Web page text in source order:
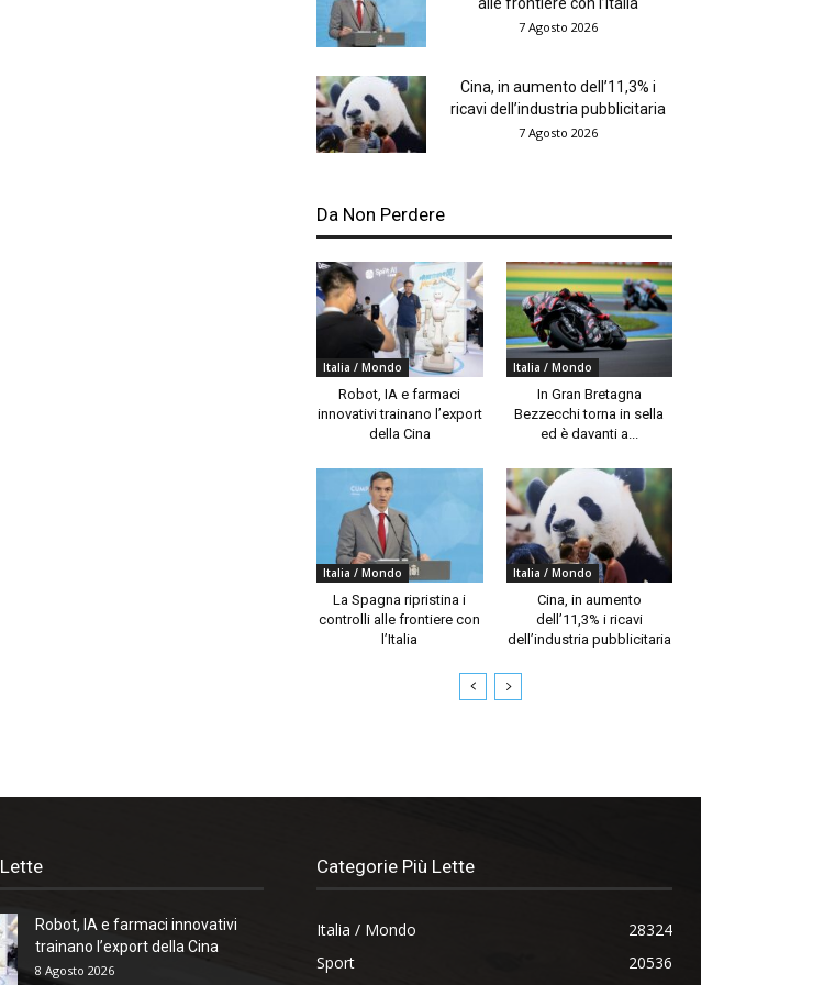
alle frontiere con l’Italia
7 Agosto 2026
Cina, in aumento dell’11,3% i
ricavi dell’industria pubblicitaria
7 Agosto 2026
Da Non Perdere
Italia / Mondo
Robot, IA e farmaci
innovativi trainano l’export
della Cina
Italia / Mondo
In Gran Bretagna
Bezzecchi torna in sella
ed è davanti a...
Italia / Mondo
La Spagna ripristina i
controlli alle frontiere con
l’Italia
Italia / Mondo
Cina, in aumento
dell’11,3% i ricavi
dell’industria pubblicitaria
Robot, IA e farmaci innovativi
trainano l’export della Cina
8 Agosto 2026
Categorie Più Lette
Italia / Mondo
28324
Sport
20536